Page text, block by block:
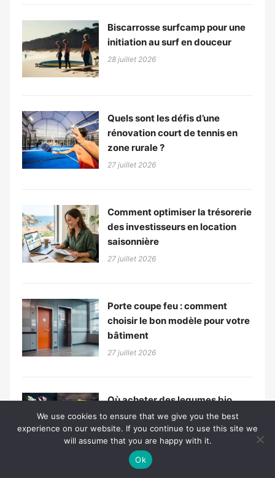
Biscarrosse surfcamp pour une
initiation au surf en douceur
28 juillet 2026
Quels sont les défis d’une
rénovation court de tennis en
zone rurale ?
27 juillet 2026
Comment optimiser la trésorerie
des investisseurs en location
saisonnière
27 juillet 2026
Porte coupe feu : comment
choisir le bon modèle pour votre
bâtiment
27 juillet 2026
Où acheter des legumes bio
Bordeaux en circuit court
27 juillet 2026
We use cookies to ensure that we give you the best
experience on our website. If you continue to use this site we
will assume that you are happy with it.
Ok